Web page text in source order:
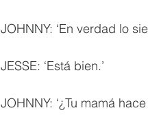
JOHNNY: ‘En verdad lo
JESSE: ‘Está bien.’
JOHNNY: ‘¿Tu mamá